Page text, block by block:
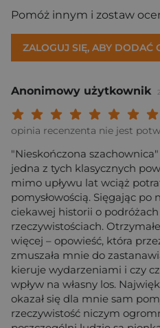
Pomóż innym i zostaw
ZALOGUJ SIĘ, ABY DODAĆ
Anonimowy użytkownik
Twoja
Twoja
Twoja ocena:
Twoja ocena:
Twoja ocena: Słaba
Twoja ocena: Bardzo
Twoja ocena: Beznadziejna
opinia recenzenta nie jest
"Nieskończona
jedna z tych klasycznych
mimo upływu lat wciąż
pomysłowością. Sięgając po
ciekawej historii o
rzeczywistościach.
więcej – opowieść, która
zmuszała mnie do
kieruje wydarzeniami i czy
wpływ na własny los.
okazał się dla mnie sam
rzeczywistość niczym